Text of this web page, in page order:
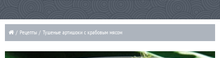
/ Рецепты / Тушеные артишоки с крабовым мясом